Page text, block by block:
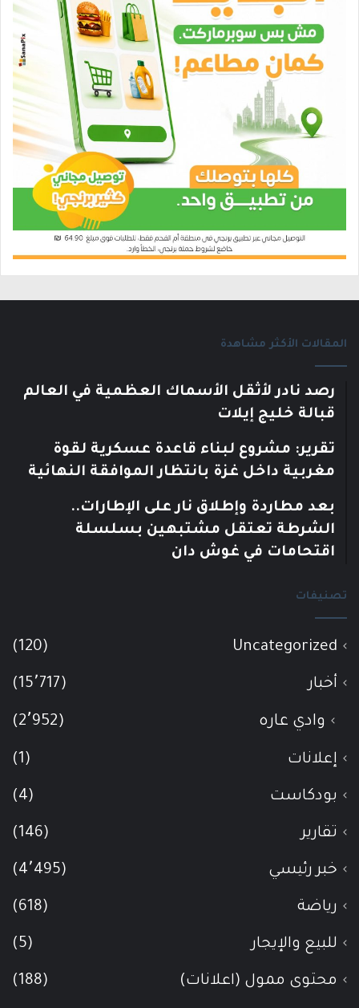
المقالات الأكثر مشاهدة
رصد نادر لأثقل الأسماك العظمية في العالم
قبالة خليج إيلات
تقرير: مشروع لبناء قاعدة عسكرية لقوة
مغربية داخل غزة بانتظار الموافقة النهائية
بعد مطاردة وإطلاق نار على الإطارات..
الشرطة تعتقل مشتبهين بسلسلة
اقتحامات في غوش دان
تصنيفات
Uncategorized
(120)
أخبار (15٬717)
وادي عاره (2٬952)
إعلانات (1)
بودكاست (4)
تقارير (146)
خبر رئيسي (4٬495)
رياضة (618)
للبيع والإيجار (5)
محتوى ممول (اعلانات) (188)